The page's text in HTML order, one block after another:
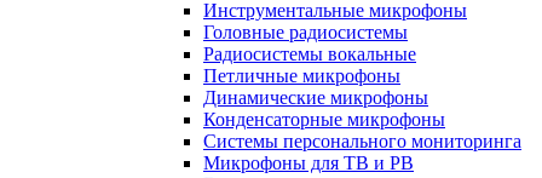
Инструментальные микрофоны
Головные радиосистемы
Радиосистемы вокальные
Петличные микрофоны
Динамические микрофоны
Конденсаторные микрофоны
Системы персонального мониторинга
Микрофоны для ТВ и РВ